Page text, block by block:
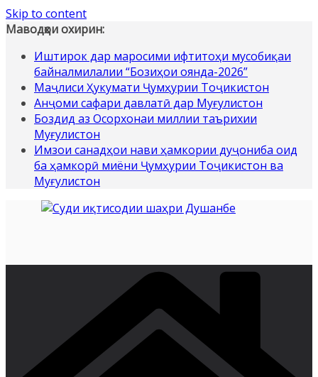
Skip to content
Маводҳои охирин:
Иштирок дар маросими ифтитоҳи мусобиқаи
байналмилалии “Бозиҳои оянда-2026”
Маҷлиси Ҳукумати Ҷумҳурии Тоҷикистон
Анҷоми сафари давлатӣ дар Муғулистон
Боздид аз Осорхонаи миллии таърихии
Муғулистон
Имзои санадҳои нави ҳамкории дуҷониба оид
ба ҳамкорӣ миёни Ҷумҳурии Тоҷикистон ва
Муғулистон